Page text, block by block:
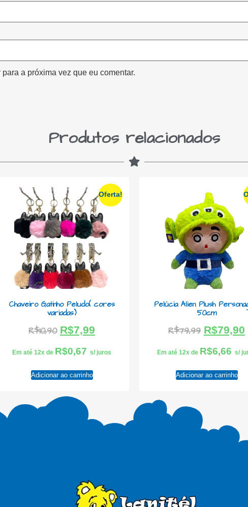
a próxima vez que eu comentar.
Produtos relacionados
Oferta!
Chaveiro Gatinho Peludo( cores
variadas)
R$10,90 R$7,99
Em até 12x de R$0,67 s/ juros
Adicionar ao carrinho
Pelúcia Alien Plush
50cm
R$79,99 R$79,90
Em até 12x de R$6,66 s/
Adicionar ao carrinho